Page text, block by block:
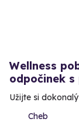
Wellness
odpočinek
Užijte si
Cheb